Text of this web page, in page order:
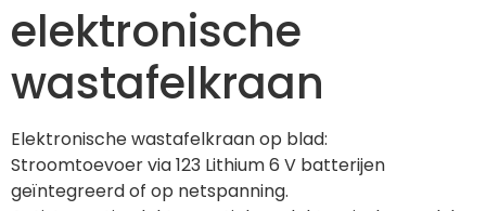
elektronische
wastafelkraan
Elektronische wastafelkraan op blad:
Stroomtoevoer via 123 Lithium 6 V batterijen
geïntegreerd of op netspanning.